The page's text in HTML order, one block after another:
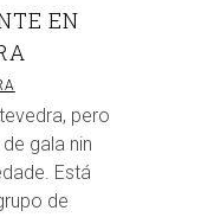
EN
pero
gala nin
Está
de